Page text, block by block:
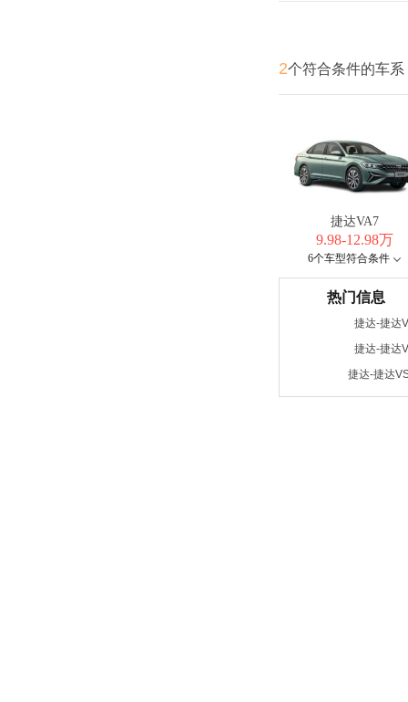
2个符合条件的车系
捷达VA7
9.98-12.98万
6个车型符合条件
热门信息
捷达-捷达
捷达-捷达
捷达-捷达